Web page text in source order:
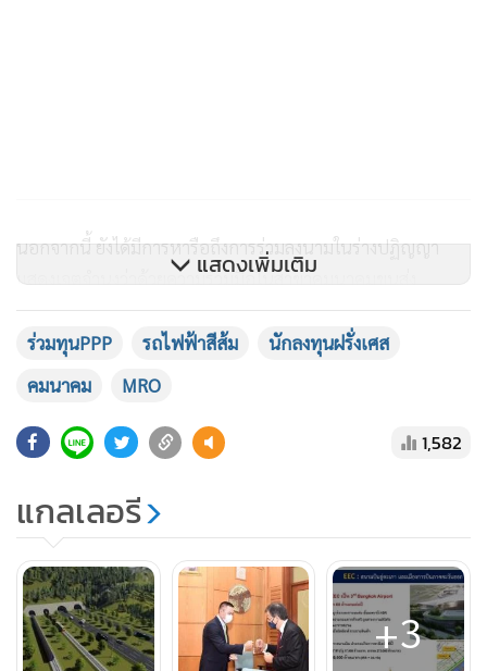
นอกจากนี้ ยังได้มีการหารือถึงการร่วมลงนามในร่างปฏิญญา
แสดงเจตจำนงว่าด้วยความร่วมมือในสาขาคมนาคมขนส่ง
ระหว่างรัฐมนตรีว่าการกระทรวงคมนาคมแห่งราชอาณาจักรไทย
กับรัฐมนตรีช่วยว่าการกระทรวงการเปลี่ยนผ่านทางนิเวศวิทยา
กำกับดูแลการคมนาคมแห่งสาธารณรัฐฝรั่งเศส เพื่อส่งเสริมความ
จัดพิธีการลงนามปฏิญญาดังกล่าว คาดว่าจะจัดขึ้นภายหลัง
ภายในประเทศไทยคลี่คลายลง โดยคำนึงถึงมาตรการด้าน
สาธารณสุขเป็นสำคัญ
ส่วนความร่วมมือด้านความปลอดภัยทางถนนนั้น เพื่อต่อยอด
การแลกเปลี่ยนองค์ความรู้และประสบการณ์ที่มีระหว่างกันใน
ด้านการบริหารจัดการความปลอดภัยทางถนน รวมถึงด้าน
แสดงเพิ่มเติม
ร่วมทุนPPP รถไฟฟ้าสีส้ม
นักลงทุนฝรั่งเศส
คมนาคม
MRO
1,582
แกลเลอรี
+3